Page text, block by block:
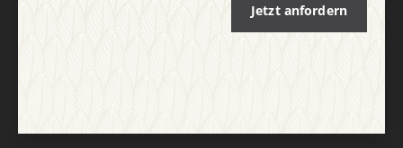
Jetzt anfordern